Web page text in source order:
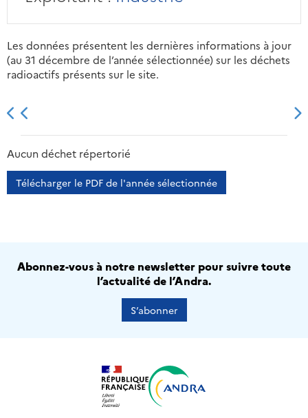
Les données présentent les dernières informations à jour
(au 31 décembre de l’année sélectionnée) sur les déchets
radioactifs présents sur le site.
2013 2014
Aucun déchet répertorié
Télécharger le PDF de l'année sélectionnée
Abonnez-vous à notre newsletter pour suivre toute
l’actualité de l’Andra.
S’abonner